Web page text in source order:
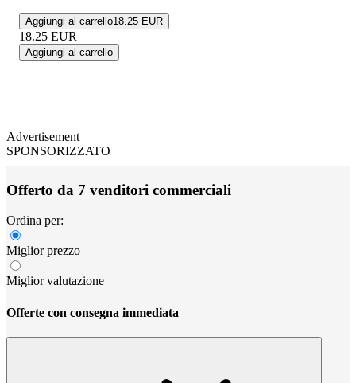
Aggiungi al carrello18.25 EUR
18.25 EUR
Aggiungi al carrello
Advertisement
SPONSORIZZATO
Offerto da 7 venditori commerciali
Ordina per:
Miglior prezzo
Miglior valutazione
Offerte con consegna immediata